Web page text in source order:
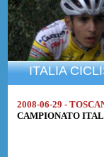
ITALIA
2008-06-29 -
CAMPIONATO